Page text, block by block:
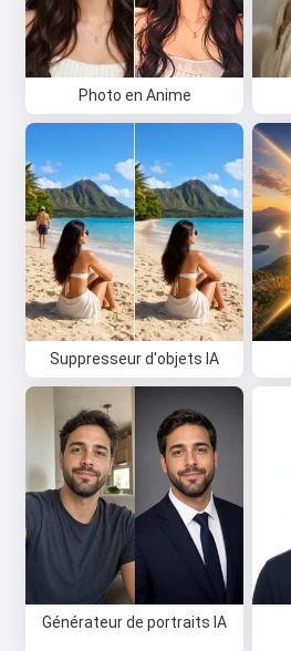
Photo en Anime
Suppresseur d'objets IA
Générateur de portraits IA